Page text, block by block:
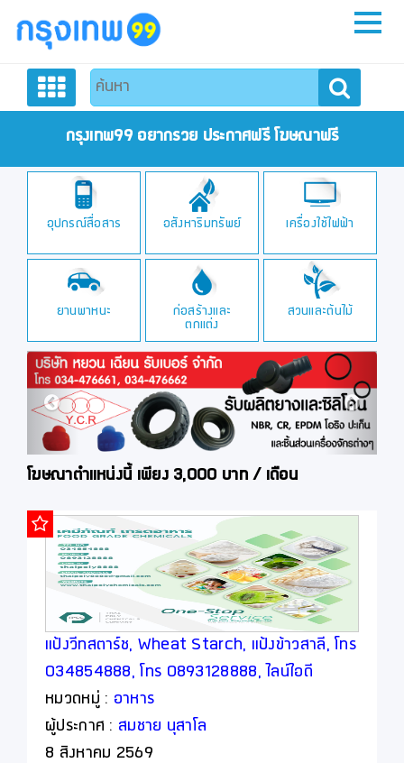
หน้าหลัก
สมัครสมาชิก
ลงประกาศฟรี
ติดต่อเรา
กรุงเทพ99 อยากรวย ประกาศฟรี โฆษณาฟรี
อุปกรณ์สื่อสาร
ยานพาหนะ
อสังหาริมทรัพย์
ก่อสร้างและ
ตกแต่ง
เครื่องใช้ไฟฟ้า
สวนและต้นไม้
Previous Next
โฆษณาตำแหน่งนี้ เพียง 3,000 บาท / เดือน
แป้งวีทสตาร์ช, Wheat Starch, แป้งข้าวสาลี, โทร
034854888, โทร 0893128888, ไลน์ไอดี
thaipoly8888
หมวดหมู่ : อาหาร
ผู้ประกาศ : สมชาย นุสาโล
8 สิงหาคม 2569